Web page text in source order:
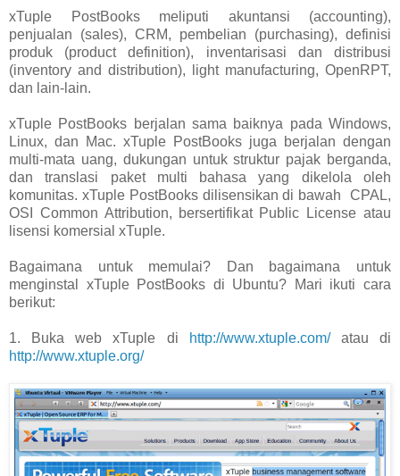
xTuple PostBooks meliputi akuntansi (accounting),
penjualan (sales), CRM, pembelian (purchasing), definisi
produk (product definition), inventarisasi dan distribusi
(inventory and distribution), light manufacturing, OpenRPT,
dan lain-lain.
xTuple PostBooks berjalan sama baiknya pada Windows,
Linux, dan Mac. xTuple PostBooks juga berjalan dengan
multi-mata uang, dukungan untuk struktur pajak berganda,
dan translasi paket multi bahasa yang dikelola oleh
komunitas. xTuple PostBooks dilisensikan di bawah CPAL,
OSI Common Attribution, bersertifikat Public License atau
lisensi komersial xTuple.
Bagaimana untuk memulai? Dan bagaimana untuk
menginstal xTuple PostBooks di Ubuntu? Mari ikuti cara
berikut:
1. Buka web xTuple di http://www.xtuple.com/atau di
http://www.xtuple.org/